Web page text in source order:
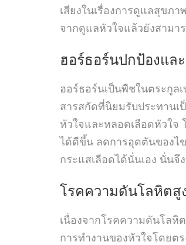
เสียงในเรื่องการดูแลสุขภ
จากดูแลหัวใจแล้วยังสามา
ฮอร์ธอร์นปกป้องและ
ฮอร์ธอร์นเป็นพืชในตระกู
สารสกัดที่นิยมรับประทาน
หัวใจและหลอดเลือดหัวใจ
ได้ดีขึ้น ลดการอุดตันของไ
กระแสเลือดได้นั่นเอง นั่น
โรคความดันโลหิตสู
เนื่องจากโรคความดันโลหิ
การทำงานของหัวใจโดยต